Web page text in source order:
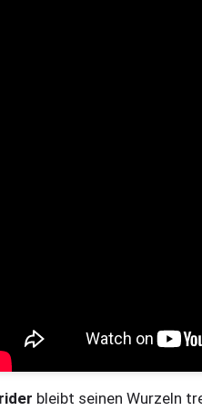
bleibt seinen Wurzeln